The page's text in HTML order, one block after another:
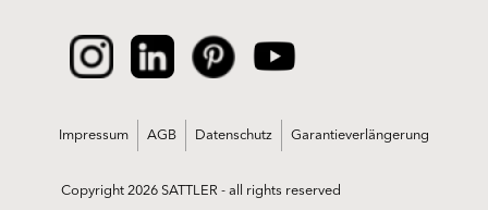
Impressum AGB Datenschutz Garantieverlängerung
Copyright 2026 SATTLER - all rights reserved